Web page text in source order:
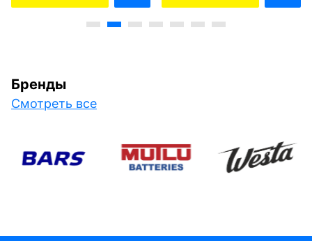
Бренды
Смотреть все